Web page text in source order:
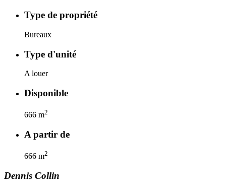
Type de propriété
Bureaux
Type d'unité
A louer
Disponible
666 m2
A partir de
666 m2
Dennis Collin